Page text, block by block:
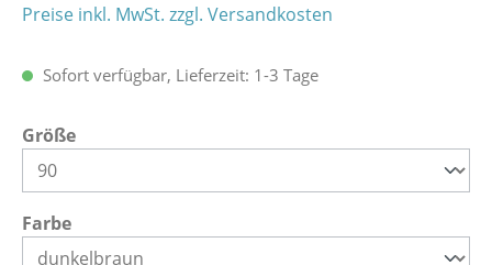
Preise inkl. MwSt. zzgl. Versandkosten
Sofort verfügbar, Lieferzeit: 1-3 Tage
Größeauswählen
Farbeauswählen